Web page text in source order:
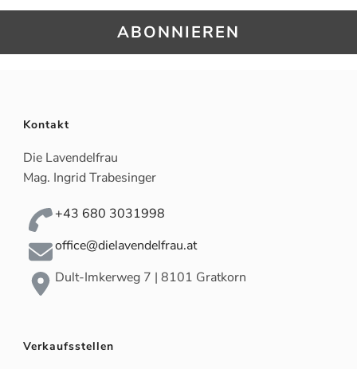
Kontakt
Die Lavendelfrau
Mag. Ingrid Trabesinger
+43 680 3031998
office@dielavendelfrau.at
Dult-Imkerweg 7 | 8101 Gratkorn
Verkaufsstellen